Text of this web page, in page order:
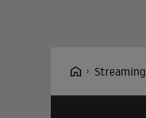
Streaming